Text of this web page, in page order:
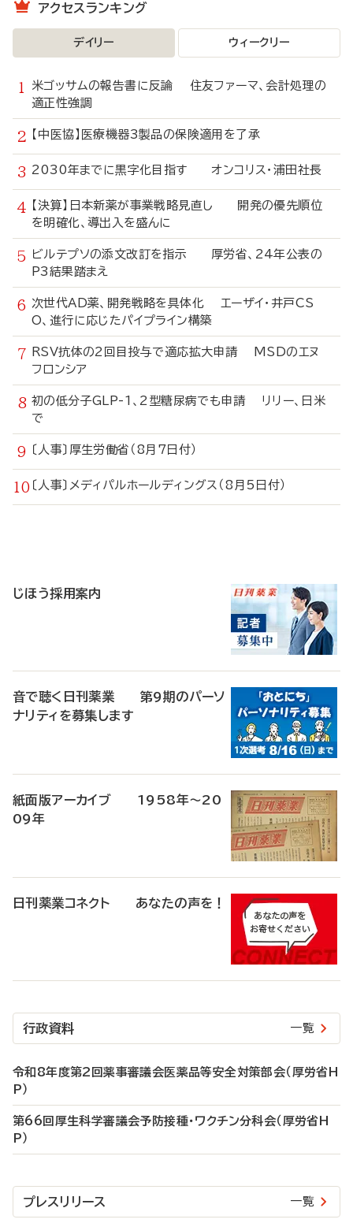
アクセスランキング
デイリー ウィークリー
米ゴッサムの報告書に反論 住友ファーマ、会計処理の
適正性強調
【中医協】医療機器3製品の保険適用を了承
2030年までに黒字化目指す オンコリス・浦田社長
【決算】日本新薬が事業戦略見直し 開発の優先順位
を明確化、導出入を盛んに
ビルテプソの添文改訂を指示 厚労省、24年公表の
P3結果踏まえ
次世代AD薬、開発戦略を具体化 エーザイ・井戸CS
O、進行に応じたパイプライン構築
RSV抗体の2回目投与で適応拡大申請 MSDのエヌ
フロンシア
初の低分子GLP-1、2型糖尿病でも申請 リリー、日米
で
〔人事〕厚生労働省（8月7日付）
〔人事〕メディパルホールディングス（8月5日付）
じほう採用案内
音で聴く日刊薬業 第9期のパーソ
ナリティを募集します
紙面版アーカイブ 1958年～20
09年
日刊薬業コネクト あなたの声を！
行政資料 一覧
令和8年度第2回薬事審議会医薬品等安全対策部会（厚労省H
P）
第66回厚生科学審議会予防接種・ワクチン分科会（厚労省H
P）
プレスリリース 一覧